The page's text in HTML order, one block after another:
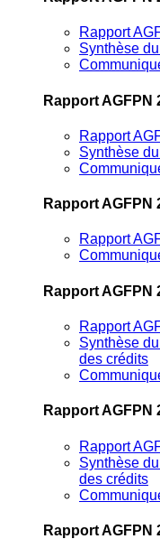
Rapport
Synthèse
Rapport AGFPN
Rapport
Synthèse
Rapport AGFPN
Rapport
Rapport AGFPN
Rapport
Synthèse
des crédits
Rapport AGFPN
Rapport
Synthèse
des crédits
Rapport AGFPN